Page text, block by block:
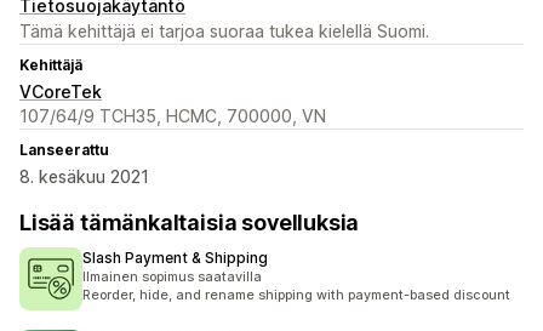
Tietosuojakäytäntö
Tämä kehittäjä ei tarjoa suoraa tukea kielellä Suomi.
Kehittäjä
VCoreTek
107/64/9 TCH35, HCMC, 700000, VN
Lanseerattu
8. kesäkuu 2021
Lisää tämänkaltaisia sovelluksia
Slash Payment & Shipping
Ilmainen sopimus saatavilla
Reorder, hide, and rename shipping with payment-based discount